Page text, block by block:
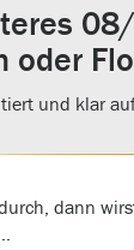
und klar
dann